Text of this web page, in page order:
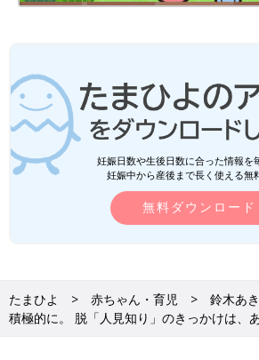
妊娠日数や生後日数に合った情報を
妊娠中から産後まで長く使える無
無料ダウンロード
たまひよ 赤ちゃん・育児
鈴木あ
積極的に。 脱「人見知り」のきっかけは、